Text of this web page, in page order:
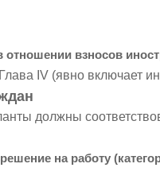
взносов
IV (явно включает
должны
на работу